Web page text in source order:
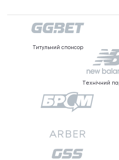
Титульний спонсор
Технічний